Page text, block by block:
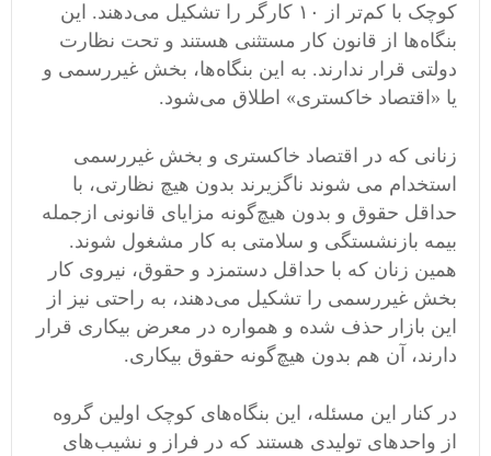
کوچک با کم‌تر از ۱۰ کارگر را تشکیل می‌دهند. این
بنگاه‌ها از قانون کار مستثنی هستند و تحت نظارت
دولتی قرار ندارند. به این بنگاه‌ها، بخش غیررسمی و
یا «اقتصاد خاکستری» اطلاق می‌شود.
زنانی که در اقتصاد خاکستری و بخش غیررسمی
استخدام می شوند ناگزیرند بدون هیچ نظارتی، با
حداقل حقوق و بدون هیچ‌گونه مزایای قانونی ازجمله
بیمه بازنشستگی و سلامتی به کار مشغول شوند.
همین زنان که با حداقل دستمزد و حقوق، نیروی کار
بخش غیررسمی را تشکیل می‌دهند، به راحتی نیز از
این بازار حذف شده و همواره در معرض بیکاری قرار
دارند، آن هم بدون هیچ‌گونه حقوق بیکاری.
در کنار این مسئله، این بنگاه‌های کوچک اولین گروه
از واحدهای تولیدی هستند که در فراز و نشیب‌های